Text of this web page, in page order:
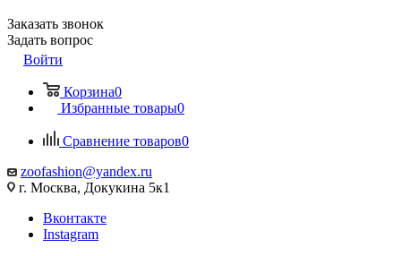
Заказать звонок
Задать вопрос
Войти
Корзина0
Избранные товары0
Сравнение товаров0
zoofashion@yandex.ru
г. Москва, Докукина 5к1
Вконтакте
Instagram